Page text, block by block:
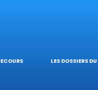
LES DOSSIERS